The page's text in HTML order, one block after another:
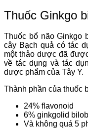
Thuốc Ginkgo
Thuốc bổ não Ginkgo
cây Bạch quả có tác
một thảo dược đã
về tác dụng và tác
dược phẩm của Tây Y.
Thành phần của thuốc
24% flavonoid
6% ginkgolid
Và không quá 5